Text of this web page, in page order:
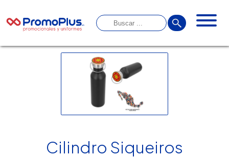
Cilindro Siqueiros